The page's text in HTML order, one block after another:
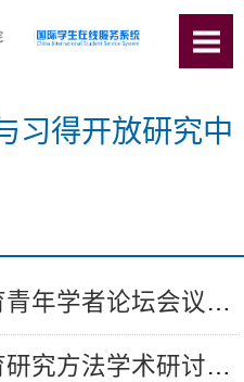
习得开放研究中
第四届国际中文教育青年学者论坛会议手...
第四届国际中文教育研究方法学术研讨会...